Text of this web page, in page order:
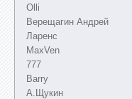
Olli
Верещагин Андрей
Ларенс
MaxVen
777
Barry
А.Щукин